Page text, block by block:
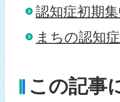
認知症初期
まちの認知
この記事